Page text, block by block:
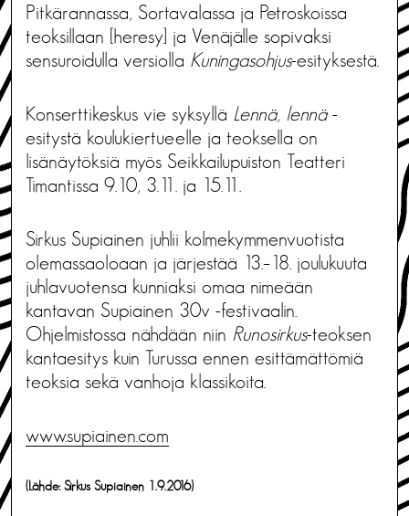
Pitkärannassa, Sortavalassa ja Petroskoissa
teoksillaan [heresy] ja Venäjälle sopivaksi
sensuroidulla versiolla Kuningasohjus-esityksestä.
Konserttikeskus vie syksyllä Lennä, lennä-
esitystä koulukiertueelle ja teoksella on
lisänäytöksiä myös Seikkailupuiston Teatteri
Timantissa 9.10, 3.11. ja 15.11.
Sirkus Supiainen juhlii kolmekymmenvuotista
olemassaoloaan ja järjestää 13.–18. joulukuuta
juhlavuotensa kunniaksi omaa nimeään
kantavan Supiainen 30v -festivaalin.
Ohjelmistossa nähdään niin Runosirkus-teoksen
kantaesitys kuin Turussa ennen esittämättömiä
teoksia sekä vanhoja klassikoita.
www.supiainen.com
(Lähde: Sirkus Supiainen 1.9.2016)